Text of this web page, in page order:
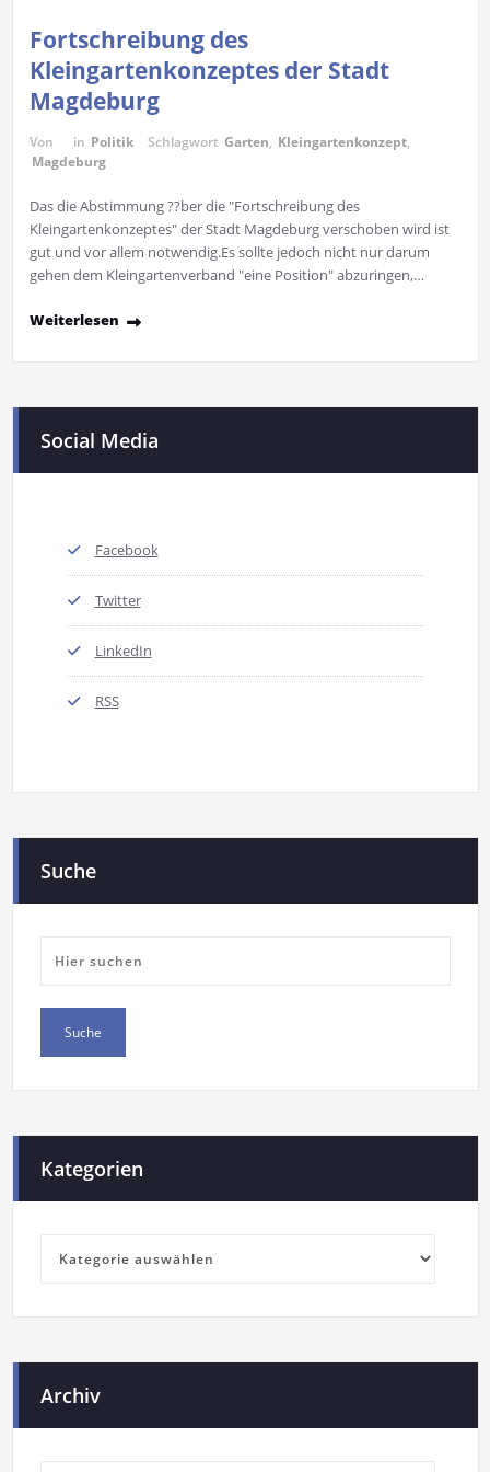
Fortschreibung des
Kleingartenkonzeptes der Stadt
Magdeburg
Von in Politik Schlagwort Garten, Kleingartenkonzept,
Magdeburg
Das die Abstimmung ??ber die "Fortschreibung des
Kleingartenkonzeptes" der Stadt Magdeburg verschoben wird ist
gut und vor allem notwendig.Es sollte jedoch nicht nur darum
gehen dem Kleingartenverband "eine Position" abzuringen,…
Weiterlesen
Social Media
Facebook
Twitter
LinkedIn
RSS
Suche
Kategorien
Archiv